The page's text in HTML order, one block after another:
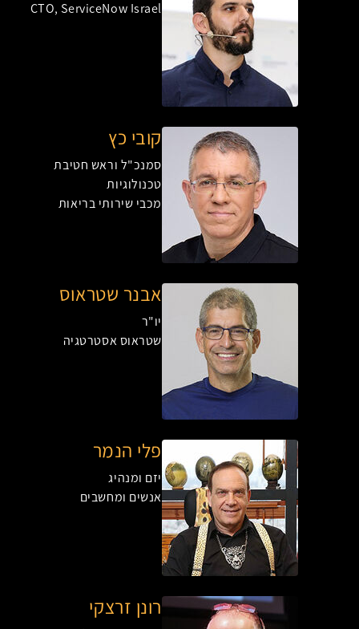
CTO, ServiceNow Israel
קובי כץ
סמנכ"ל וראש חטיבת
טכנולוגיות
מכבי שירותי בריאות
אבנר שטראוס
יו"ר
שטראוס אסטרטגיה
פלי הנמר
יזם ומנהיג
אנשים ומחשבים
רונן זרצקי